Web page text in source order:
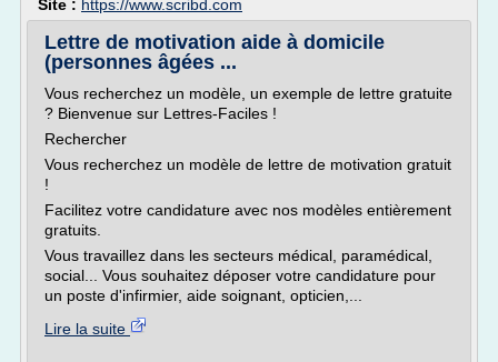
Site : https://www.scribd.com
Lettre de motivation aide à domicile
(personnes âgées ...
Vous recherchez un modèle, un exemple de lettre gratuite
? Bienvenue sur Lettres-Faciles !
Rechercher
Vous recherchez un modèle de lettre de motivation gratuit
!
Facilitez votre candidature avec nos modèles entièrement
gratuits.
Vous travaillez dans les secteurs médical, paramédical,
social... Vous souhaitez déposer votre candidature pour
un poste d'infirmier, aide soignant, opticien,...
Lire la suite